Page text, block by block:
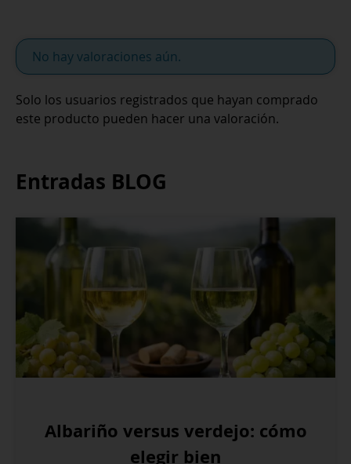
No hay valoraciones aún.
Solo los usuarios registrados que hayan comprado
este producto pueden hacer una valoración.
Entradas BLOG
Albariño versus verdejo: cómo
elegir bien